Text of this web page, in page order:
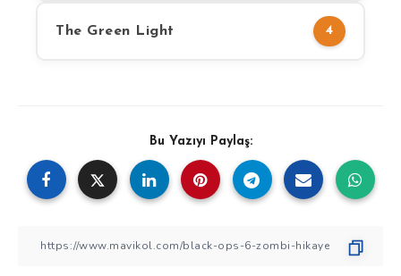
The Green Light 4
Bu Yazıyı Paylaş: